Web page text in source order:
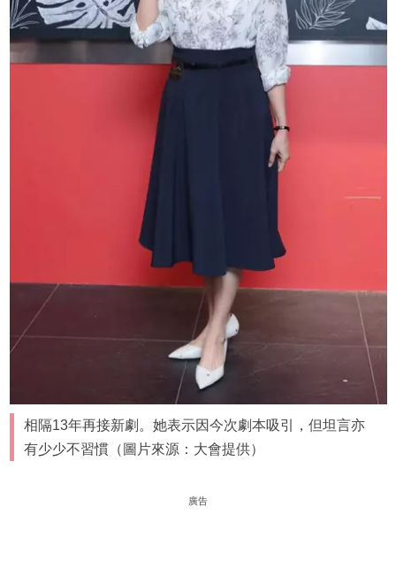
相隔13年再接新劇。她表示因今次劇本吸引，但坦言亦
有少少不習慣（圖片來源：大會提供）
廣告